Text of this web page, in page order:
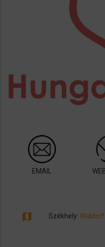
EMAIL
map Székhely: